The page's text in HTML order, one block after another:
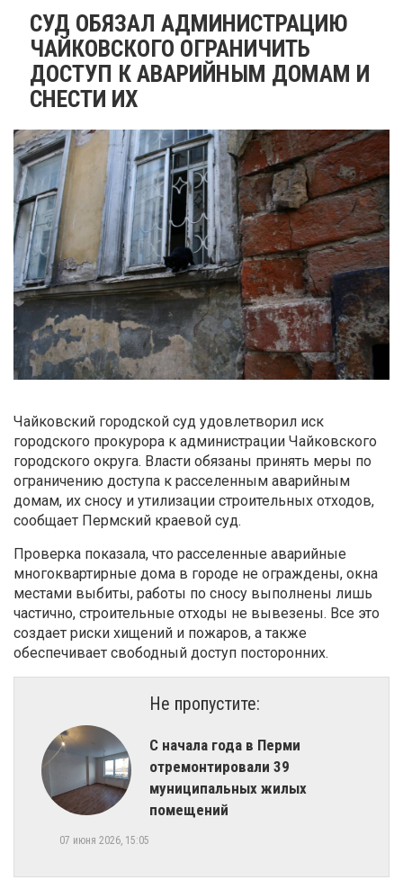
СУД ОБЯЗАЛ АДМИНИСТРАЦИЮ
ЧАЙКОВСКОГО ОГРАНИЧИТЬ
ДОСТУП К АВАРИЙНЫМ ДОМАМ И
СНЕСТИ ИХ
Чайковский городской суд удовлетворил иск
городского прокурора к администрации Чайковского
городского округа. Власти обязаны принять меры по
ограничению доступа к расселенным аварийным
домам, их сносу и утилизации строительных отходов,
сообщает Пермский краевой суд.
Проверка показала, что расселенные аварийные
многоквартирные дома в городе не ограждены, окна
местами выбиты, работы по сносу выполнены лишь
частично, строительные отходы не вывезены. Все это
создает риски хищений и пожаров, а также
обеспечивает свободный доступ посторонних.
Не пропустите:
С начала года в Перми
отремонтировали 39
муниципальных жилых
помещений
07 июня 2026, 15:05